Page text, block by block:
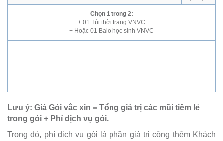
Chọn 1 trong 2:
+ 01 Túi thời trang VNVC
+ Hoặc 01 Balo học sinh VNVC
Lưu ý: Giá Gói vắc xin = Tổng giá trị các mũi tiêm lẻ
trong gói + Phí dịch vụ gói.
Trong đó, phí dịch vụ gói là phần giá trị cộng thêm Khách